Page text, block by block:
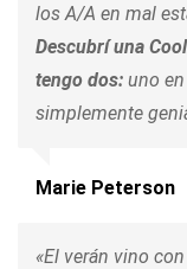
los A/A en mal
Descubrí una
tengo dos: uno
simplemente
Marie Peterson
«El verán vino